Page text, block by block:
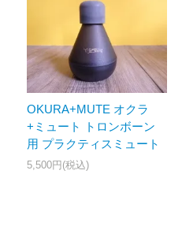
OKURA+MUTE オクラ
+ミュート トロンボーン
用 プラクティスミュート
5,500円(税込)